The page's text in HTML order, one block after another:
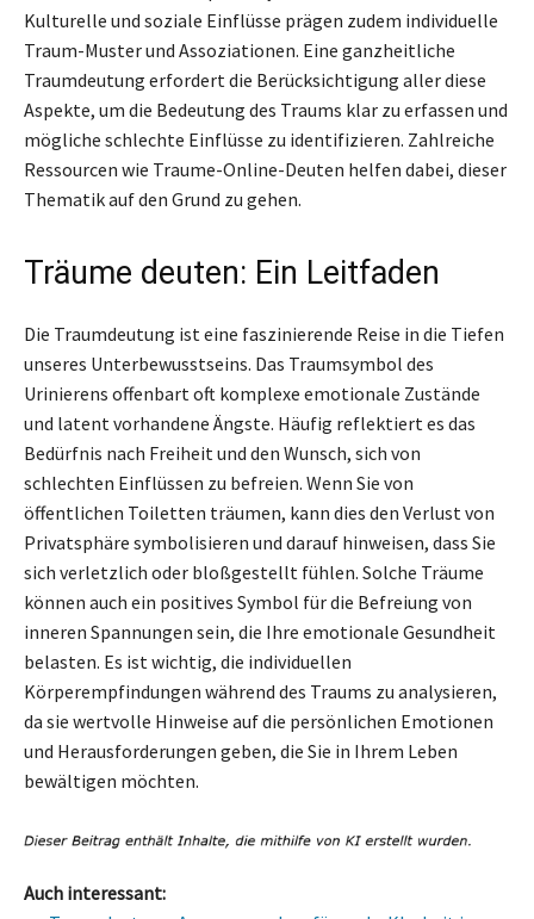
Kulturelle und soziale Einflüsse prägen zudem individuelle
Traum-Muster und Assoziationen. Eine ganzheitliche
Traumdeutung erfordert die Berücksichtigung aller diese
Aspekte, um die Bedeutung des Traums klar zu erfassen und
mögliche schlechte Einflüsse zu identifizieren. Zahlreiche
Ressourcen wie Traume-Online-Deuten helfen dabei, dieser
Thematik auf den Grund zu gehen.
Träume deuten: Ein Leitfaden
Die Traumdeutung ist eine faszinierende Reise in die Tiefen
unseres Unterbewusstseins. Das Traumsymbol des
Urinierens offenbart oft komplexe emotionale Zustände
und latent vorhandene Ängste. Häufig reflektiert es das
Bedürfnis nach Freiheit und den Wunsch, sich von
schlechten Einflüssen zu befreien. Wenn Sie von
öffentlichen Toiletten träumen, kann dies den Verlust von
Privatsphäre symbolisieren und darauf hinweisen, dass Sie
sich verletzlich oder bloßgestellt fühlen. Solche Träume
können auch ein positives Symbol für die Befreiung von
inneren Spannungen sein, die Ihre emotionale Gesundheit
belasten. Es ist wichtig, die individuellen
Körperempfindungen während des Traums zu analysieren,
da sie wertvolle Hinweise auf die persönlichen Emotionen
und Herausforderungen geben, die Sie in Ihrem Leben
bewältigen möchten.
Auch interessant: